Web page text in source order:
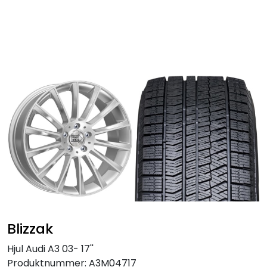
Blizzak
Hjul Audi A3 03- 17''
Produktnummer: A3M04717
Hjulpakker
Felger
Lastebil
Buss
Anlegg